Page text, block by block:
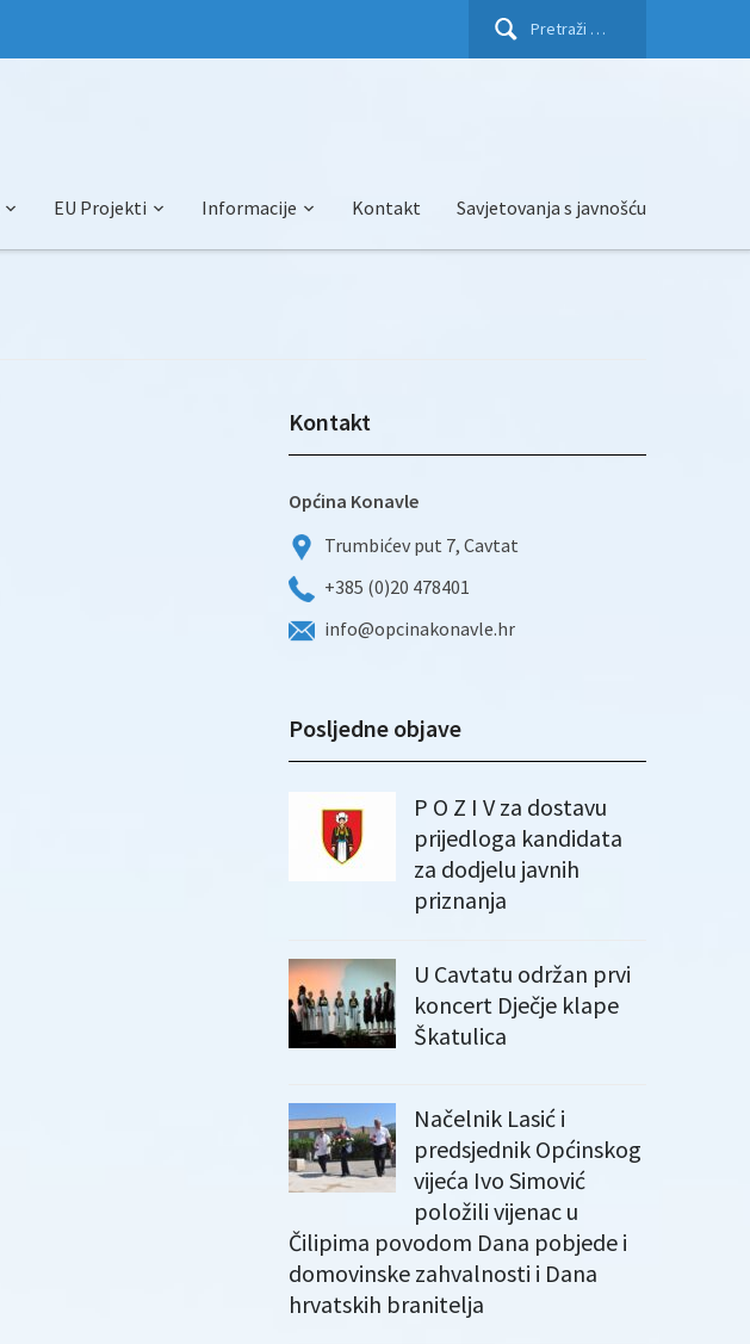
Pretraži:
EU Projekti Informacije Kontakt Savjetovanja s javnošću
Kontakt
Općina Konavle
Trumbićev put 7, Cavtat
+385 (0)20 478401
info@opcinakonavle.hr
Posljedne objave
P O Z I V za dostavu
prijedloga kandidata
za dodjelu javnih
priznanja
U Cavtatu održan prvi
koncert Dječje klape
Škatulica
Načelnik Lasić i
predsjednik Općinskog
vijeća Ivo Simović
položili vijenac u
Čilipima povodom Dana pobjede i
domovinske zahvalnosti i Dana
hrvatskih branitelja